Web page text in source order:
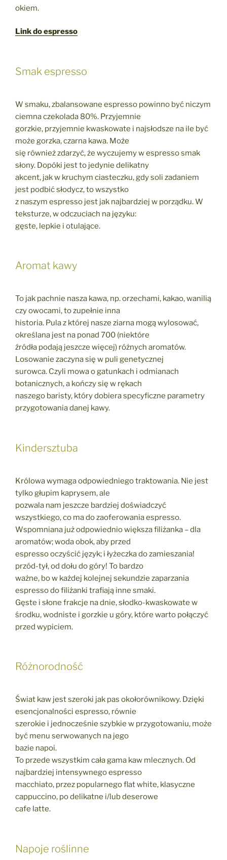
okiem.
Link do espresso
Smak espresso
W smaku, zbalansowane espresso powinno być niczym
ciemna czekolada 80%. Przyjemnie
gorzkie, przyjemnie kwaskowate i najsłodsze na ile być
może gorzka, czarna kawa. Może
się również zdarzyć, że wyczujemy w espresso smak
słony. Dopóki jest to jedynie delikatny
akcent, jak w kruchym ciasteczku, gdy soli zadaniem
jest podbić słodycz, to wszystko
z naszym espresso jest jak najbardziej w porządku. W
teksturze, w odczuciach na języku:
gęste, lepkie i otulające.
Aromat kawy
To jak pachnie nasza kawa, np. orzechami, kakao, wanilią
czy owocami, to zupełnie inna
historia. Pula z której nasze ziarna mogą wylosować,
określana jest na ponad 700 (niektóre
źródła podają jeszcze więcej) różnych aromatów.
Losowanie zaczyna się w puli genetycznej
surowca. Czyli mowa o gatunkach i odmianach
botanicznych, a kończy się w rękach
naszego baristy, który dobiera specyficzne parametry
przygotowania danej kawy.
Kindersztuba
Królowa wymaga odpowiedniego traktowania. Nie jest
tylko głupim kaprysem, ale
pozwala nam jeszcze bardziej doświadczyć
wszystkiego, co ma do zaoferowania espresso.
Wspomniana już odpowiednio większa filiżanka – dla
aromatów; woda obok, aby przed
espresso oczyścić język; i łyżeczka do zamieszania!
przód-tył, od dołu do góry! To bardzo
ważne, bo w każdej kolejnej sekundzie zaparzania
espresso do filiżanki trafiają inne smaki.
Gęste i słone frakcje na dnie, słodko-kwaskowate w
środku, wodniste i gorzkie u góry, które warto połączyć
przed wypiciem.
Różnorodność
Świat kaw jest szeroki jak pas okołorównikowy. Dzięki
esencjonalności espresso, równie
szerokie i jednocześnie szybkie w przygotowaniu, może
być menu serwowanych na jego
bazie napoi.
To przede wszystkim cała gama kaw mlecznych. Od
najbardziej intensywnego espresso
macchiato, przez popularnego flat white, klasyczne
cappuccino, po delikatne i/lub deserowe
cafe latte.
Napoje roślinne